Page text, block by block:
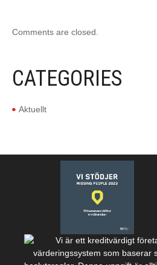
Comments are closed.
CATEGORIES
Aktuellt